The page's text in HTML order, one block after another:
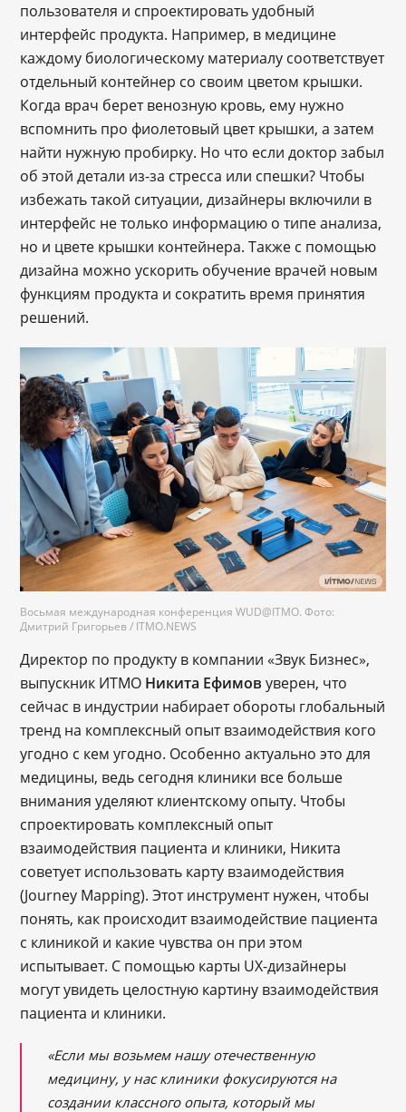
пользователя и спроектировать удобный
интерфейс продукта. Например, в медицине
каждому биологическому материалу соответствует
отдельный контейнер со своим цветом крышки.
Когда врач берет венозную кровь, ему нужно
вспомнить про фиолетовый цвет крышки, а затем
найти нужную пробирку. Но что если доктор забыл
об этой детали из-за стресса или спешки? Чтобы
избежать такой ситуации, дизайнеры включили в
интерфейс не только информацию о типе анализа,
но и цвете крышки контейнера. Также с помощью
дизайна можно ускорить обучение врачей новым
функциям продукта и сократить время принятия
решений.
Восьмая международная конференция WUD@ITMO. Фото:
Дмитрий Григорьев / ITMO.NEWS
Директор по продукту в компании «Звук Бизнес»,
выпускник ИТМО Никита Ефимов уверен, что
сейчас в индустрии набирает обороты глобальный
тренд на комплексный опыт взаимодействия кого
угодно с кем угодно. Особенно актуально это для
медицины, ведь сегодня клиники все больше
внимания уделяют клиентскому опыту. Чтобы
спроектировать комплексный опыт
взаимодействия пациента и клиники, Никита
советует использовать карту взаимодействия
(Journey Mapping). Этот инструмент нужен, чтобы
понять, как происходит взаимодействие пациента
с клиникой и какие чувства он при этом
испытывает. С помощью карты UX-дизайнеры
могут увидеть целостную картину взаимодействия
пациента и клиники.
«Если мы возьмем нашу отечественную
медицину, у нас клиники фокусируются на
создании классного опыта, который мы